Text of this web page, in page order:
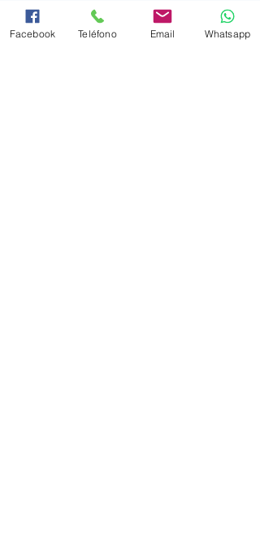
Facebook Teléfono Email Whatsapp